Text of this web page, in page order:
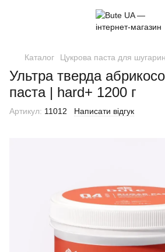
Каталог Цукрова паста для
Ультра тверда
паста | hard+ 1200 г
Артикул: 11012 Написати відгук